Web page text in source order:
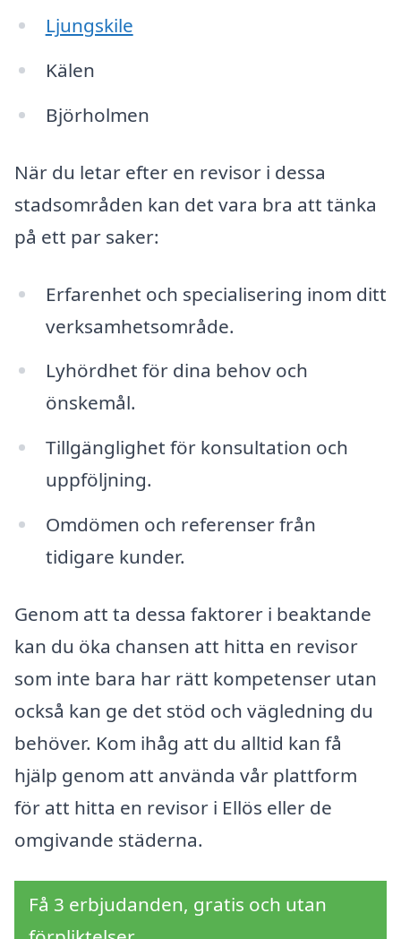
Ljungskile
Kälen
Björholmen
När du letar efter en revisor i dessa
stadsområden kan det vara bra att tänka
på ett par saker:
Erfarenhet och specialisering inom ditt
verksamhetsområde.
Lyhördhet för dina behov och
önskemål.
Tillgänglighet för konsultation och
uppföljning.
Omdömen och referenser från
tidigare kunder.
Genom att ta dessa faktorer i beaktande
kan du öka chansen att hitta en revisor
som inte bara har rätt kompetenser utan
också kan ge det stöd och vägledning du
behöver. Kom ihåg att du alltid kan få
hjälp genom att använda vår plattform
för att hitta en revisor i Ellös eller de
omgivande städerna.
Få 3 erbjudanden, gratis och utan